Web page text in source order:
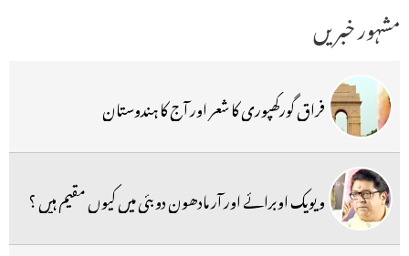
مشہور خبریں
فراق گورکھپوری کا شعر اور آج کا ہندوستان
ویویک اوبرائے اور آر مادھون دوبئی میں کیوں مقیم ہیں ؟